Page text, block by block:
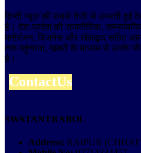
हिन्दी न्यूज़ की सबसे तेजी से उभरती हुई
है। देश-प्रदेश की राजनीतिक,
मनोरंजन, बिजनेस और खेलकूद सहित आम
तक पहुंचाना, खबरों के माध्यम से उनके
है।
ContactUs
SWATANTRABOL
Address: RAIPUR